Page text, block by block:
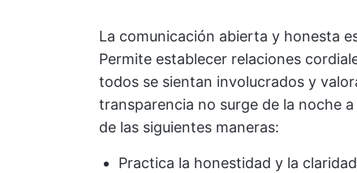
La comunicación abierta y honesta
Permite establecer relaciones
todos se sientan involucrados y
transparencia no surge de la noche
de las siguientes maneras:
Practica la honestidad y la